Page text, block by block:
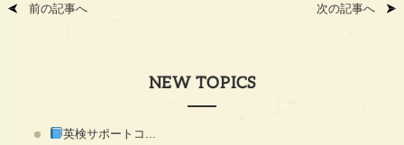
前の記事へ 次の記事へ
NEW TOPICS
英検サポートコ...